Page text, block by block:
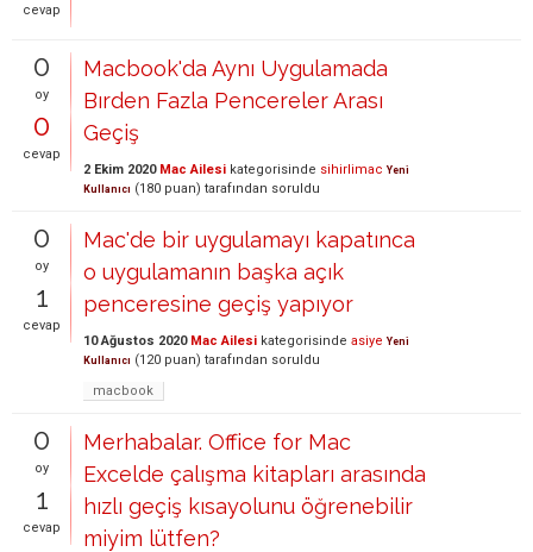
cevap
0
oy
0
cevap
Macbook'da Aynı Uygulamada
Bırden Fazla Pencereler Arası
Geçiş
2 Ekim 2020 Mac Ailesi kategorisinde sihirlimac Yeni
Kullanıcı (180 puan) tarafından soruldu
0
oy
1
cevap
Mac'de bir uygulamayı kapatınca
o uygulamanın başka açık
penceresine geçiş yapıyor
10 Ağustos 2020 Mac Ailesi kategorisinde asiye Yeni
Kullanıcı (120 puan) tarafından soruldu
macbook
0
oy
1
cevap
Merhabalar. Office for Mac
Excelde çalışma kitapları arasında
hızlı geçiş kısayolunu öğrenebilir
miyim lütfen?